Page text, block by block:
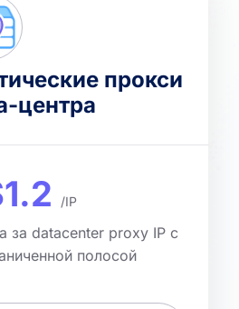
прокси
центра
/IP
за datacenter proxy IP с
полосой